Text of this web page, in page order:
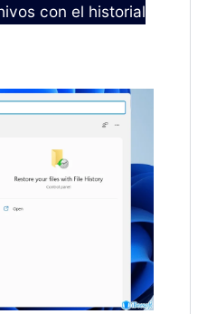
con el historial